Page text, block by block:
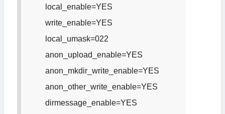
local_enable=YES
write_enable=YES
local_umask=022
anon_upload_enable=YES
anon_mkdir_write_enable=YES
anon_other_write_enable=YES
dirmessage_enable=YES